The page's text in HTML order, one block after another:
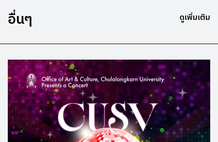
อื่นๆ ดูเพิ่มเติม